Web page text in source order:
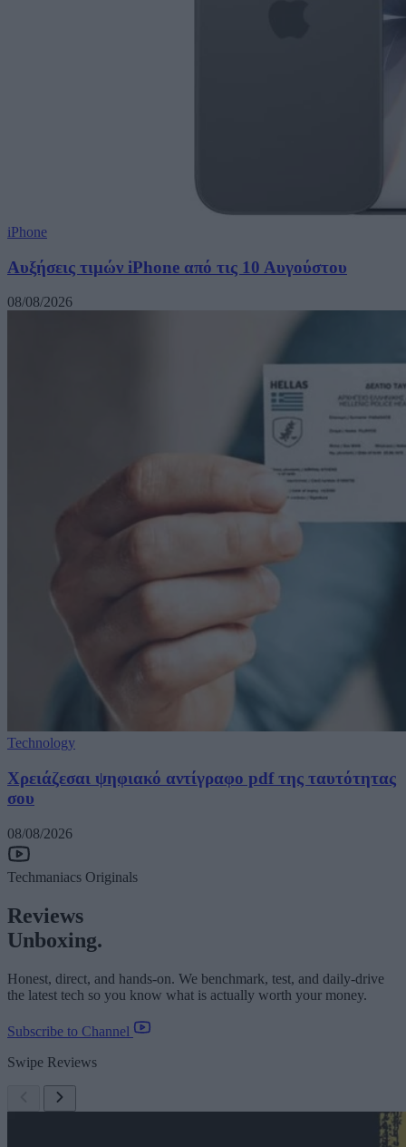
iPhone
Αυξήσεις τιμών iPhone από τις 10 Αυγούστου
08/08/2026
Technology
Χρειάζεσαι ψηφιακό αντίγραφο pdf της ταυτότητας
σου
08/08/2026
Techmaniacs Originals
Reviews
Unboxing.
Honest, direct, and hands-on. We benchmark, test, and daily-drive
the latest tech so you know what is actually worth your money.
Subscribe to Channel
Swipe Reviews